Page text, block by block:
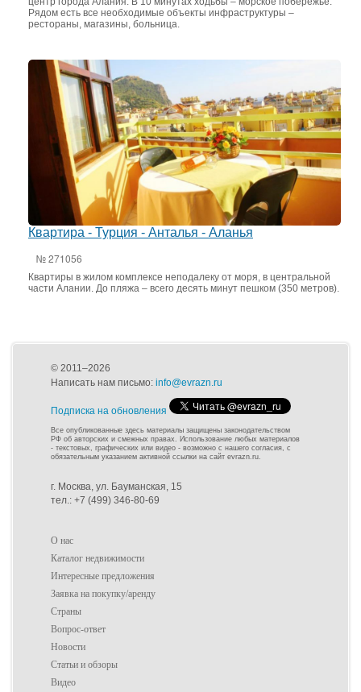
Рядом есть все необходимые объекты инфраструктуры –
рестораны, магазины, больница.
Квартира - Турция - Анталья - Аланья
№ 271056
Квартиры в жилом комплексе неподалеку от моря, в центральной
части Алании. До пляжа – всего десять минут пешком (350 метров).
© 2011–2026
Написать нам письмо: info@evrazn.ru
Подписка на обновления
Все опубликованные здесь материалы защищены законодательством
РФ об авторских и смежных правах. Использование любых материалов
- текстовых, графических или видео - возможно с нашего согласия, с
обязательным указанием активной ссылки на сайт evrazn.ru.
г. Москва, ул. Бауманская, 15
тел.: +7 (499) 346-80-69
О нас
Каталог недвижимости
Интересные предложения
Заявка на покупку/аренду
Страны
Вопрос-ответ
Новости
Статьи и обзоры
Видео